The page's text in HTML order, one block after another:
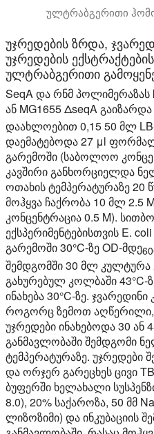
ულტრაბგერითი
უჯრედების ზრდა,
უჯრედების
ულტრაბგერითი
SeqA და რნმ პოლიმერაზას
ან MG1655 ΔseqA
დაახლოებით 0,15 50 მლ
დაემატებოდა 27 μl
გარემოში (საბოლოო
კავშირი განხორციელდა
ოთახის ტემპერატურაზე 20
მოჰყვა ჩაქრობა 10 მლ
კონცენტრაცია 0.5 M).
ექსპერიმენტებისთვის E.
გარემოში 30°C-ზე OD-მდე
შემდგომში 30 მლ კულტურა
გახურებულ კოლბაში
ინახება 30°C-ზე.
როგორც ზემოთ აღწერილი,
უჯრედები ინახებოდა 30 ან
განმავლობაში შემდგომი
ტემპერატურაზე. უჯრედები
და ორჯერ გარეცხეს ცივი
ბუფერში ხელახალი
8.0), 20% საქაროზა, 50 მმ
ლიზოზიმი) და ინკუბაციის